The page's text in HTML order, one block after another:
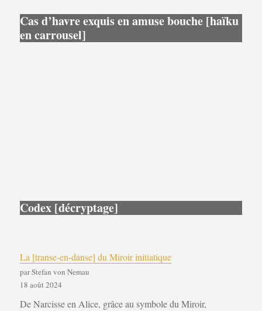
Cas d’havre exquis en amuse bouche [haïku
en carrousel]
Codex [décryptage]
La [transe-en-danse] du Miroir initiatique
par Stefan von Nemau
18 août 2024
De Narcisse en Alice, grâce au symbole du Miroir,